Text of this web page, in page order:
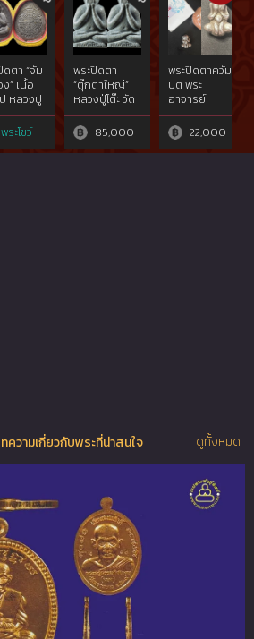
ดตา “จัม
” เนื้อ
หลวงปู่
ดประดู่
พระโชว์
พระปิดตา
“ตุ๊กตาใหญ่”
หลวงปู่โต๊ะ วัด
ประดู่ฉิมพลี
85,000
พระปิดตาควัม
ปติ พระ
อาจารย์
อดิเรก วัด
หนองทราย
22,000
ความเกี่ยวกับพระที่น่าสนใจ ดูทั้งหมด